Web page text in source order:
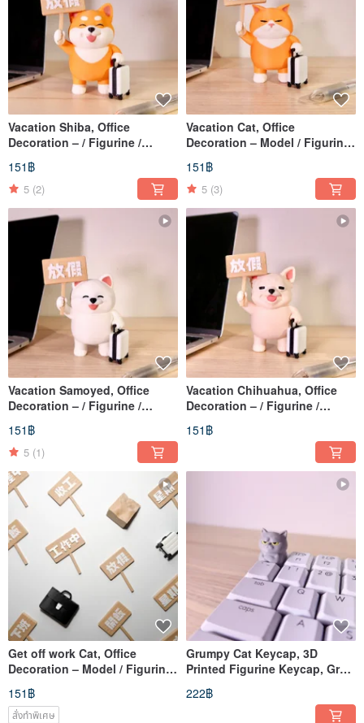
Vacation Shiba, Office
Decoration – / Figurine /
Ornament / Collectible / 3D
151฿
5 (2)
Vacation Cat, Office
Decoration – Model / Figurine
/ Ornament / Collectible / 3D
151฿
5 (3)
Vacation Samoyed, Office
Decoration – / Figurine /
Ornament / Collectible / 3D
151฿
5 (1)
Vacation Chihuahua, Office
Decoration – / Figurine /
Ornament / Collectible / 3D
151฿
Get off work Cat, Office
Decoration – Model / Figurine
/ Collectible / 3D
151฿
สั่งทำพิเศษ
Grumpy Cat Keycap, 3D
Printed Figurine Keycap, Gray
Cat with Moody Expression
222฿